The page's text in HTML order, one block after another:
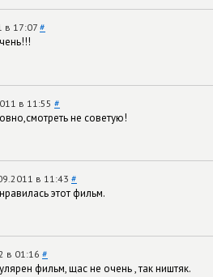
в 17:07#
в 11:55 #
не советую!
в 11:43 #
этот фильм.
в 01:16 #
фильм, щас не очень , так ништяк.